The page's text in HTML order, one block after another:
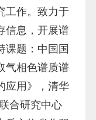
工作。致力于
信息，开展谱
课题：中国国
气相色谱质谱
应用》，清华
合研究中心